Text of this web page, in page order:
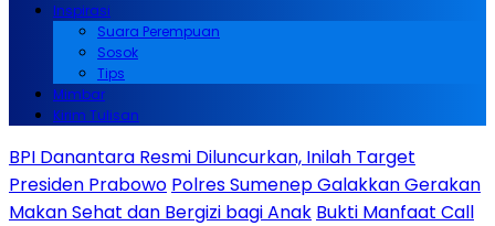
Inspirasi
Suara Perempuan
Sosok
Tips
Mimbar
Kirim Tulisan
BPI Danantara Resmi Diluncurkan, Inilah Target
Presiden Prabowo Polres Sumenep Galakkan Gerakan
Makan Sehat dan Bergizi bagi Anak Bukti Manfaat Call